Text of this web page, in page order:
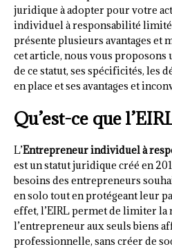
juridique à adopter pour votre
individuel à responsabilité
présente plusieurs avantages et
cet article, nous vous
de ce statut, ses spécificités, les
en place et ses avantages et
Qu’est-ce que
L’Entrepreneur individuel à
est un statut juridique créé en
besoins des entrepreneurs
en solo tout en protégeant leur
effet, l’EIRL permet de limiter la
l’entrepreneur aux seuls biens
professionnelle, sans créer de